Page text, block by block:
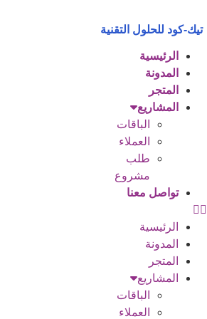
toتيك-كود للحلول التقنية
الرئيسية
المدونة
المتجر
المشاريع
الباقات
العملاء
طلب
مشروع
تواصل معنا
الرئيسية
المدونة
المتجر
المشاريع
الباقات
العملاء